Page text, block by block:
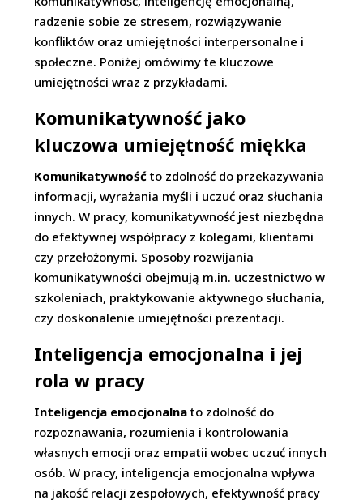
radzenie sobie ze stresem, rozwiązywanie
konfliktów oraz umiejętności interpersonalne i
społeczne. Poniżej omówimy te kluczowe
umiejętności wraz z przykładami.
Komunikatywność jako
kluczowa umiejętność miękka
Komunikatywność to zdolność do przekazywania
informacji, wyrażania myśli i uczuć oraz słuchania
innych. W pracy, komunikatywność jest niezbędna
do efektywnej współpracy z kolegami, klientami
czy przełożonymi. Sposoby rozwijania
komunikatywności obejmują m.in. uczestnictwo w
szkoleniach, praktykowanie aktywnego słuchania,
czy doskonalenie umiejętności prezentacji.
Inteligencja emocjonalna i jej
rola w pracy
Inteligencja emocjonalna to zdolność do
rozpoznawania, rozumienia i kontrolowania
własnych emocji oraz empatii wobec uczuć innych
osób. W pracy, inteligencja emocjonalna wpływa
na jakość relacji zespołowych, efektywność pracy